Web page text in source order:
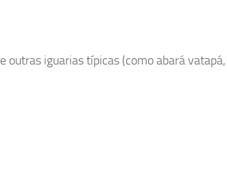
outras iguarias típicas (como abará